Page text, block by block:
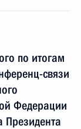
по итогам
связи
Федерации
Президента